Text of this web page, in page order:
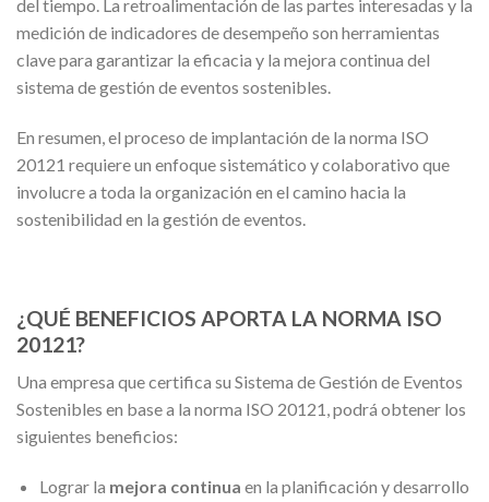
del tiempo. La retroalimentación de las partes interesadas y la
medición de indicadores de desempeño son herramientas
clave para garantizar la eficacia y la mejora continua del
sistema de gestión de eventos sostenibles.
En resumen, el proceso de implantación de la norma ISO
20121 requiere un enfoque sistemático y colaborativo que
involucre a toda la organización en el camino hacia la
sostenibilidad en la gestión de eventos.
¿QUÉ BENEFICIOS APORTA LA NORMA ISO
20121?
Una empresa que certifica su Sistema de Gestión de Eventos
Sostenibles en base a la norma ISO 20121, podrá obtener los
siguientes beneficios:
Lograr la mejora continua en la planificación y desarrollo